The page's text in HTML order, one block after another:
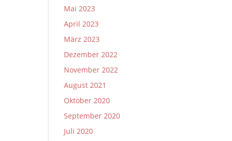
Mai 2023
April 2023
März 2023
Dezember 2022
November 2022
August 2021
Oktober 2020
September 2020
Juli 2020